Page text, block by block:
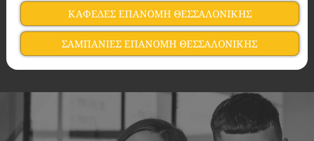
ΚΑΦΕΔΕΣ ΕΠΑΝΟΜΗ ΘΕΣΣΑΛΟΝΙΚΗΣ
ΣΑΜΠΑΝΙΕΣ ΕΠΑΝΟΜΗ ΘΕΣΣΑΛΟΝΙΚΗΣ